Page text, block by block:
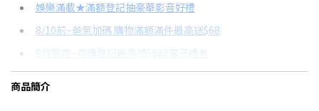
分期數
6期 0利率
每期金額 配合銀行/業者
娛樂滿載★滿額登記抽豪華影音好禮
8/10前~爸氣加碼 購物滿額滿件最高送$68
8月限定~首購登記最高領$888電子禮券
台灣大哥大Open Possible聯名卡滿額最高回饋25%
商品簡介